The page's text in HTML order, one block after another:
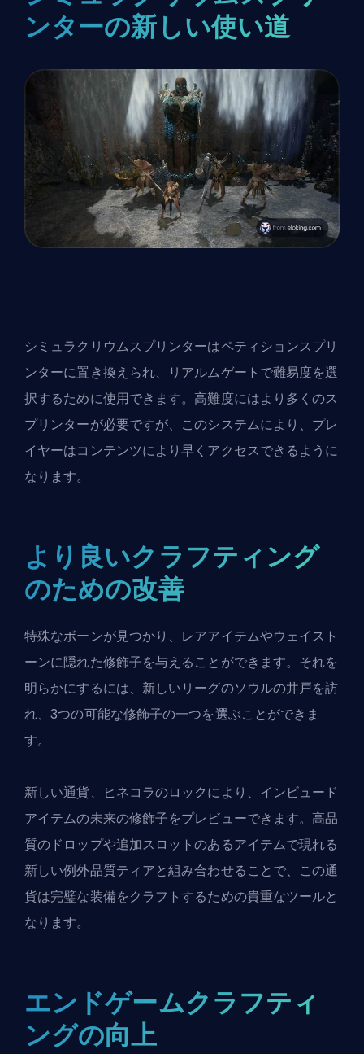
ンターの新しい使い道
シミュラクリウムスプリンターはペティションスプリ
ンターに置き換えられ、リアルムゲートで難易度を選
択するために使用できます。高難度にはより多くのス
プリンターが必要ですが、このシステムにより、プレ
イヤーはコンテンツにより早くアクセスできるように
なります。
より良いクラフティング
のための改善
特殊なボーンが見つかり、レアアイテムやウェイスト
ーンに隠れた修飾子を与えることができます。それを
明らかにするには、新しいリーグのソウルの井戸を訪
れ、3つの可能な修飾子の一つを選ぶことができま
す。
新しい通貨、ヒネコラのロックにより、インビュード
アイテムの未来の修飾子をプレビューできます。高品
質のドロップや追加スロットのあるアイテムで現れる
新しい例外品質ティアと組み合わせることで、この通
貨は完璧な装備をクラフトするための貴重なツールと
なります。
エンドゲームクラフティ
ングの向上